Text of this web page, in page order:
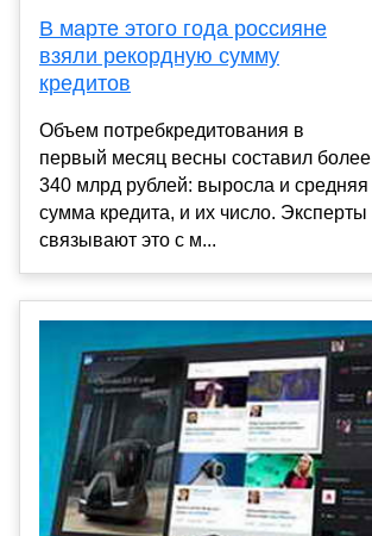
В марте этого года россияне
взяли рекордную сумму
кредитов
Объем потребкредитования в
первый месяц весны составил более
340 млрд рублей: выросла и средняя
сумма кредита, и их число. Эксперты
связывают это с м...